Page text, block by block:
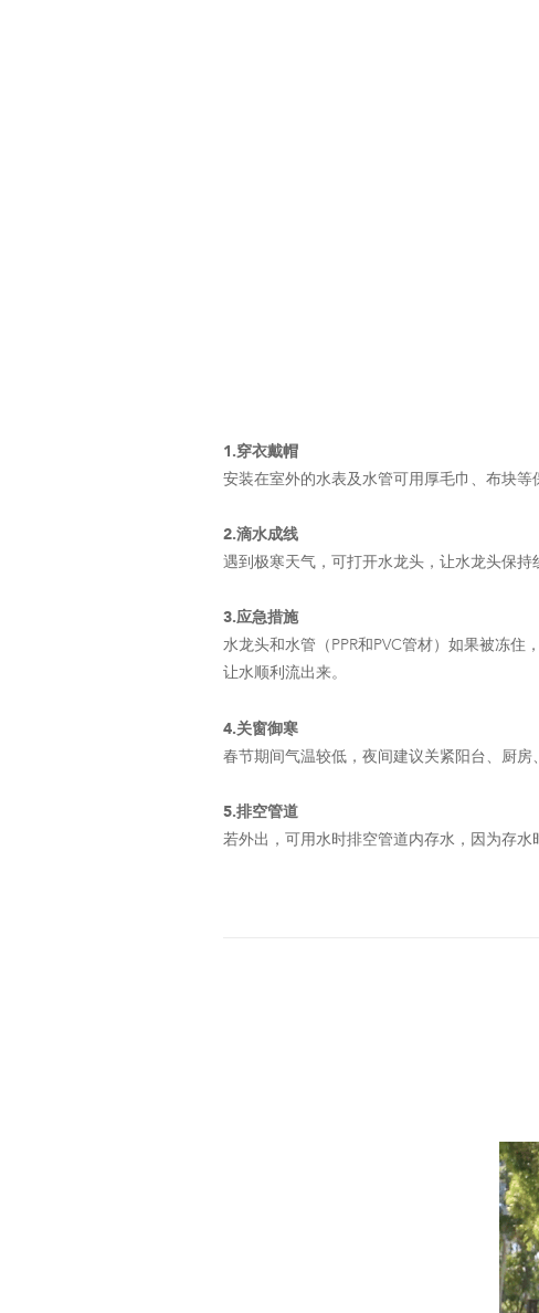
1.穿衣戴帽
安装在室外的水表及水管可用厚毛巾、布块
2.滴水成线
遇到极寒天气，可打开水龙头，让水龙头保持
3.应急措施
水龙头和水管（PPR和PVC管材）如果被冻
让水顺利流出来。
4.关窗御寒
春节期间气温较低，夜间建议关紧阳台、厨
5.排空管道
若外出，可用水时排空管道内存水，因为存水